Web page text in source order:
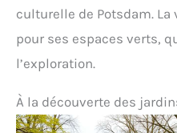
culturelle de Potsdam.
pour ses espaces verts,
l’exploration.
À la découverte des